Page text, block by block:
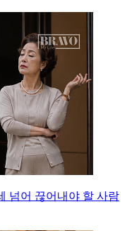
넘어 끊어내야 할 사람